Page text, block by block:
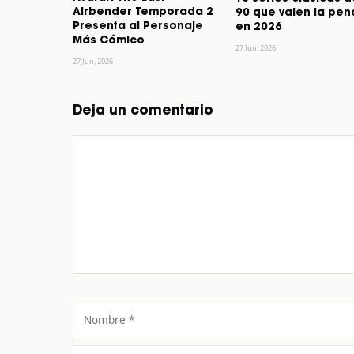
Airbender Temporada 2
Presenta al Personaje
Más Cómico
27 Jun, 2026
90 que valen la
en 2026
27 Jun, 2026
Deja un comentario
Nombre